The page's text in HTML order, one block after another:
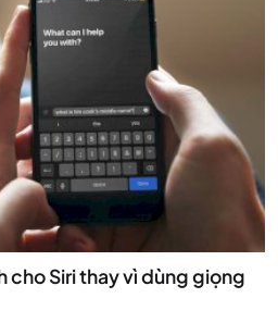
cho Siri thay vì dùng giọng